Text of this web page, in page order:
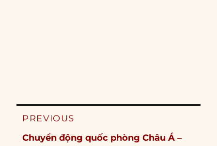
Post
PREVIOUS
Previous
Chuyển động quốc phòng Châu Á –